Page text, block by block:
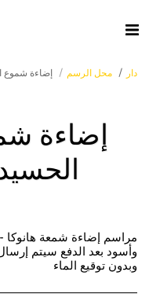
دار محل الرسم إضاءة شموع
إضاءة
مراسم إضاءة شمعة
وأسود بعد الدفع سيتم
وبدون توقيع الماء